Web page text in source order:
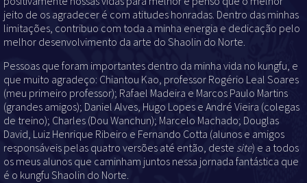
jeito de os agradecer é com atitudes honradas. Dentro das minhas
limitações, contribuo com toda a minha energia e dedicação pelo
melhor desenvolvimento da arte do Shaolin do Norte.
Pessoas que foram importantes dentro da minha vida no kungfu, e
que muito agradeço: Chiantou Kao, professor Rogério Leal Soares
(meu primeiro professor); Rafael Madeira e Marcos Paulo Martins
(grandes amigos); Daniel Alves, Hugo Lopes e André Vieira (colegas
de treino); Charles (Dou Wanchun); Marcelo Machado; Douglas
David, Luiz Henrique Ribeiro e Fernando Cotta (alunos e amigos
responsáveis pelas quatro versões até então, deste site) e a todos
os meus alunos que caminham juntos nessa jornada fantástica que
é o kungfu Shaolin do Norte.